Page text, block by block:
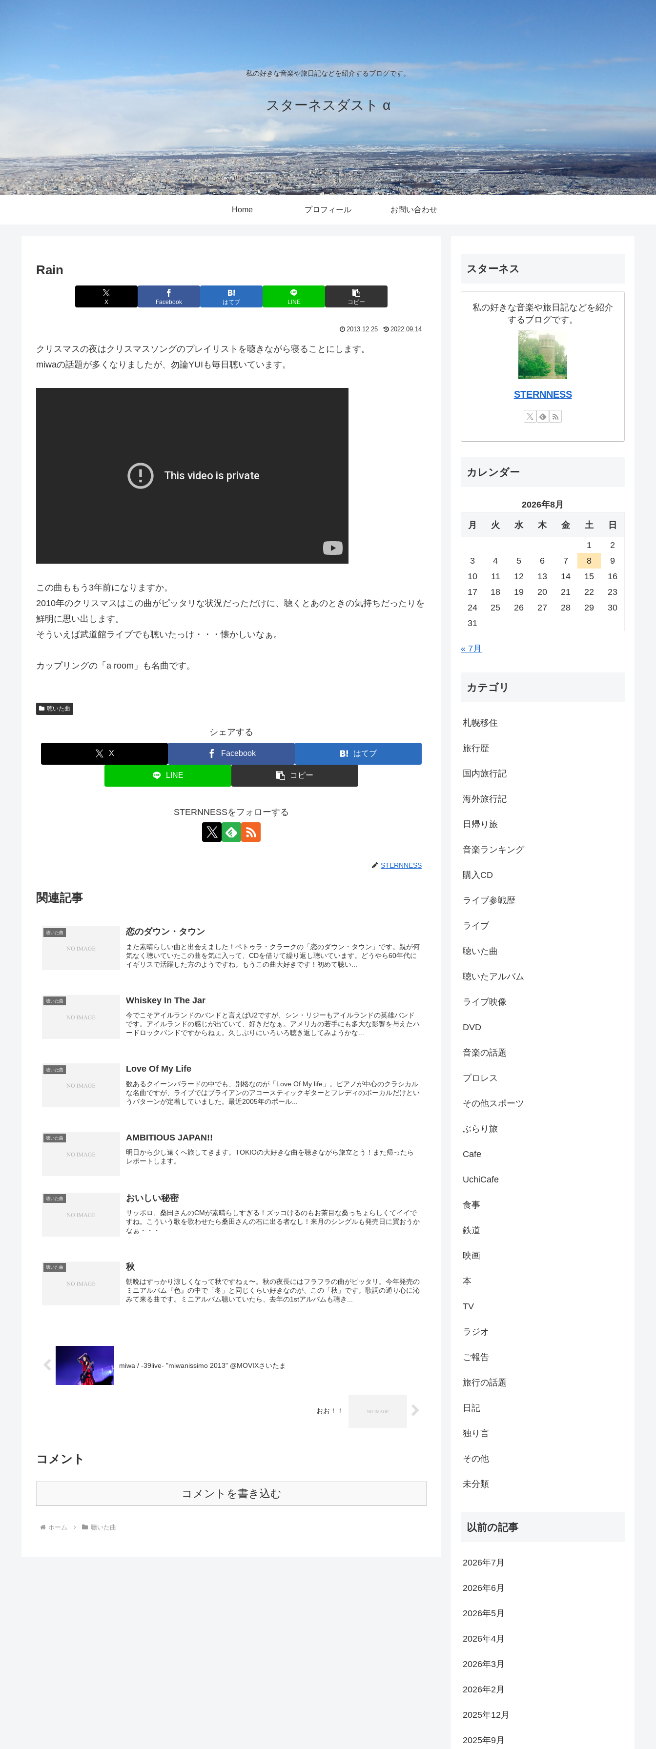
私の好きな音楽や旅日記などを紹介するブログです。
スターネスダスト α
Home プロフィール お問い合わせ
Rain
X Facebook はてブ LINE コピー
2013.12.25 2022.09.14
クリスマスの夜はクリスマスソングのプレイリストを聴きながら寝ることにします。
miwaの話題が多くなりましたが、勿論YUIも毎日聴いています。
この曲ももう3年前になりますか。
2010年のクリスマスはこの曲がピッタリな状況だっただけに、聴くとあのときの気持ちだったりを
鮮明に思い出します。
そういえば武道館ライブでも聴いたっけ・・・懐かしいなぁ。
カップリングの「a room」も名曲です。
聴いた曲
シェアする
X Facebook はてブ
LINE コピー
STERNNESSをフォローする
STERNNESS
関連記事
聴いた曲 恋のダウン・タウン
また素晴らしい曲と出会えました！ペトゥラ・クラークの「恋のダウン・タウン」です。親が何
気なく聴いていたこの曲を気に入って、CDを借りて繰り返し聴いています。どうやら60年代に
イギリスで活躍した方のようですね。もうこの曲大好きです！初めて聴い...
聴いた曲 Whiskey In The Jar
今でこそアイルランドのバンドと言えばU2ですが、シン・リジーもアイルランドの英雄バンド
です。アイルランドの感じが出ていて、好きだなぁ。アメリカの若手にも多大な影響を与えたハ
ードロックバンドですからねぇ。久しぶりにいろいろ聴き返してみようかな...
聴いた曲 Love Of My Life
数あるクイーンバラードの中でも、別格なのが「Love Of My life」。ピアノが中心のクラシカル
な名曲ですが、ライブではブライアンのアコースティックギターとフレディのボーカルだけとい
うパターンが定着していました。最近2005年のポール...
聴いた曲 AMBITIOUS JAPAN!!
明日から少し遠くへ旅してきます。TOKIOの大好きな曲を聴きながら旅立とう！また帰ったら
レポートします。
聴いた曲 おいしい秘密
サッポロ、桑田さんのCMが素晴らしすぎる！ズッコけるのもお茶目な桑っちょらしくてイイで
すね。こういう歌を歌わせたら桑田さんの右に出る者なし！来月のシングルも発売日に買おうか
なぁ・・・
聴いた曲 秋
朝晩はすっかり涼しくなって秋ですねぇ〜。秋の夜長にはフラフラの曲がピッタリ。今年発売の
ミニアルバム『色』の中で「冬」と同じくらい好きなのが、この「秋」です。歌詞の通り心に沁
みて来る曲です。ミニアルバム聴いていたら、去年の1stアルバムも聴き...
miwa / -39live- "miwanissimo 2013" @MOVIXさいたま
おお！！
コメント
コメントを書き込む
ホーム 聴いた曲
スターネス
私の好きな音楽や旅日記などを紹介
するブログです。
STERNNESS
カレンダー
2026年8月
月 火 水 木 金 土 日
1
2
3
4 5 6 7 8
9
10
11 12 13 14 15
16
17
18 19 20 21 22
23
24
25 26 27 28 29
30
31
« 7月
カテゴリ
札幌移住
旅行歴
国内旅行記
海外旅行記
日帰り旅
音楽ランキング
購入CD
ライブ参戦歴
ライブ
聴いた曲
聴いたアルバム
ライブ映像
DVD
音楽の話題
プロレス
その他スポーツ
ぶらり旅
Cafe
UchiCafe
食事
鉄道
映画
本
TV
ラジオ
ご報告
旅行の話題
日記
独り言
その他
未分類
以前の記事
2026年7月
2026年6月
2026年5月
2026年4月
2026年3月
2026年2月
2025年12月
2025年9月